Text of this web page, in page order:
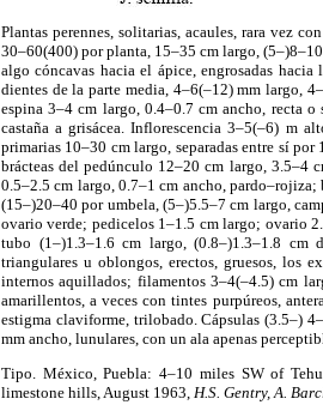
Plantas perennes, solitarias, acaules, rara vez
30–60(400) por planta, 15–35 cm largo,
algo cóncavas hacia el ápice, engrosadas
dientes de la parte media, 4–6(–12) mm largo,
espina 3–4 cm largo, 0.4–0.7 cm ancho, recta o
castaña a grisácea. Inflorescencia 3–5(–6) m
primarias 10–30 cm largo, separadas entre sí
brácteas del pedúnculo 12–20 cm largo, 3.5–4
0.5–2.5 cm largo, 0.7–1 cm ancho, pardo–rojiza;
(15–)20–40 por umbela, (5–)5.5–7 cm largo,
ovario verde; pedicelos 1–1.5 cm largo; ovario
tubo (1–)1.3–1.6 cm largo, (0.8–)1.3–1.8 cm
triangulares u oblongos, erectos, gruesos, los
internos aquillados; filamentos 3–4(–4.5) cm
amarillentos, a veces con tintes purpúreos,
estigma claviforme, trilobado. Cápsulas (3.5–)
mm ancho, lunulares, con un ala apenas
Tipo. México, Puebla: 4–10 miles SW of
limestone hills, August 1963, H.S. Gentry, A.